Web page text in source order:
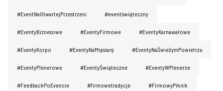
#EventNaOtwartejPrzestrzeni #eventświąteczny
#EventyBiznesowe #EventyFirmowe #EventyKarnawałowe
#EventyKorpo #EventyNaMięsiarę #EventyNaŚwieżymPowietrzu
#EventyPlenerowe #EventyŚwiąteczne #EventyWPlenerze
#FeedbackPoEvencie #firmowetradycje #FirmowyPiknik